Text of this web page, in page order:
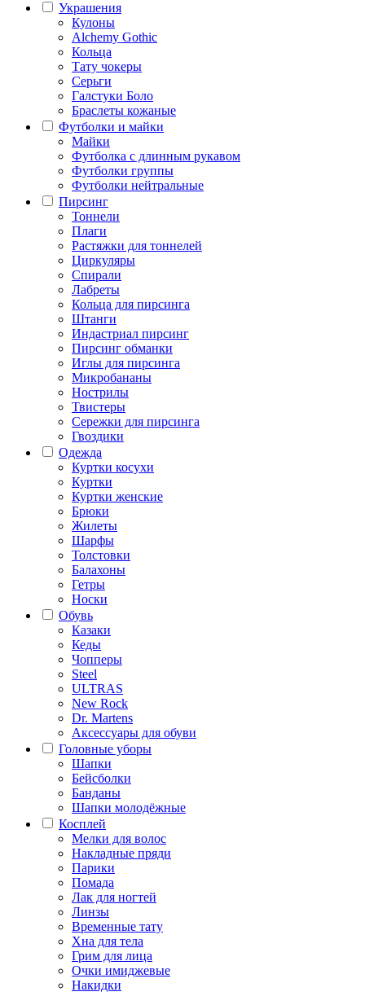
Украшения
Кулоны
Alchemy Gothic
Кольца
Тату чокеры
Серьги
Галстуки Боло
Браслеты кожаные
Футболки и майки
Майки
Футболка с длинным рукавом
Футболки группы
Футболки нейтральные
Пирсинг
Тоннели
Плаги
Растяжки для тоннелей
Циркуляры
Спирали
Лабреты
Кольца для пирсинга
Штанги
Индастриал пирсинг
Пирсинг обманки
Иглы для пирсинга
Микробананы
Нострилы
Твистеры
Сережки для пирсинга
Гвоздики
Одежда
Куртки косухи
Куртки
Куртки женские
Брюки
Жилеты
Шарфы
Толстовки
Балахоны
Гетры
Носки
Обувь
Казаки
Кеды
Чопперы
Steel
ULTRAS
New Rock
Dr. Martens
Аксессуары для обуви
Головные уборы
Шапки
Бейсболки
Банданы
Шапки молодёжные
Косплей
Мелки для волос
Накладные пряди
Парики
Помада
Лак для ногтей
Линзы
Временные тату
Хна для тела
Грим для лица
Очки имиджевые
Накидки